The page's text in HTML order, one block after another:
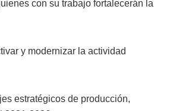
con su trabajo fortalecerán la
y modernizar la actividad
estratégicos de producción,